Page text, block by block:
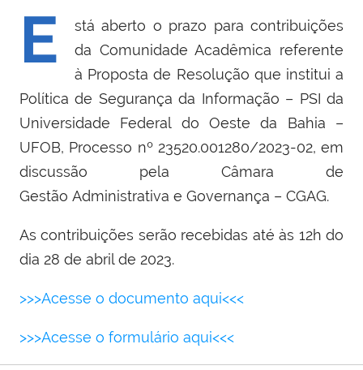
E
stá aberto o prazo para contribuições
da Comunidade Acadêmica referente
à Proposta de Resolução que institui a
Política de Segurança da Informação – PSI da
Universidade Federal do Oeste da Bahia –
UFOB, Processo nº 23520.001280/2023-02, em
discussão pela Câmara de
Gestão Administrativa e Governança – CGAG.
As contribuições serão recebidas até às 12h do
dia 28 de abril de 2023.
>>>Acesse o documento aqui<<<
>>>Acesse o formulário aqui<<<